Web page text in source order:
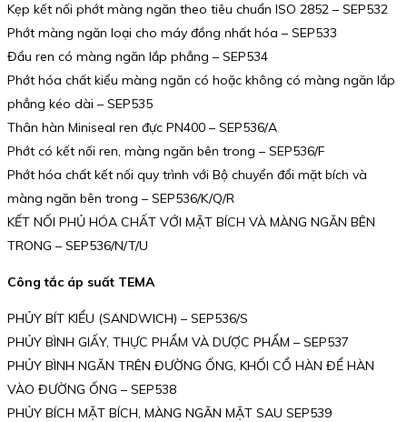
Kẹp kết nối phớt màng ngăn theo tiêu chuẩn ISO 2852 – SEP532
Phớt màng ngăn loại cho máy đồng nhất hóa – SEP533
Đầu ren có màng ngăn lắp phẳng – SEP534
Phớt hóa chất kiểu màng ngăn có hoặc không có màng ngăn lắp
phẳng kéo dài – SEP535
Thân hàn Miniseal ren đực PN400 – SEP536/A
Phớt có kết nối ren, màng ngăn bên trong – SEP536/F
Phớt hóa chất kết nối quy trình với Bộ chuyển đổi mặt bích và
màng ngăn bên trong – SEP536/K/Q/R
KẾT NỐI PHỦ HÓA CHẤT VỚI MẶT BÍCH VÀ MÀNG NGĂN BÊN
TRONG – SEP536/N/T/U
Công tắc áp suất TEMA
PHỦY BÍT KIỂU (SANDWICH) – SEP536/S
PHỦY BÌNH GIẤY, THỰC PHẨM VÀ DƯỢC PHẨM – SEP537
PHỦY BÌNH NGĂN TRÊN ĐƯỜNG ỐNG, KHỐI CỔ HÀN ĐỂ HÀN
VÀO ĐƯỜNG ỐNG – SEP538
PHỦY BÍCH MẶT BÍCH, MÀNG NGĂN MẶT SAU SEP539